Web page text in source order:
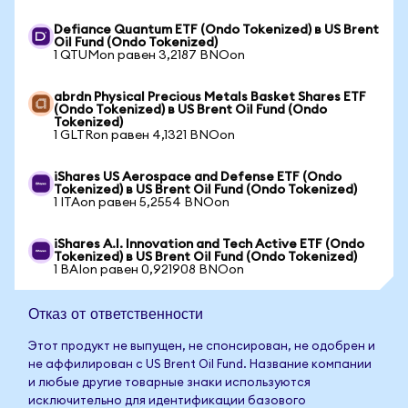
Defiance Quantum ETF (Ondo Tokenized) в US Brent
Oil Fund (Ondo Tokenized)
1 QTUMon равен 3,2187 BNOon
abrdn Physical Precious Metals Basket Shares ETF
(Ondo Tokenized) в US Brent Oil Fund (Ondo
Tokenized)
1 GLTRon равен 4,1321 BNOon
iShares US Aerospace and Defense ETF (Ondo
Tokenized) в US Brent Oil Fund (Ondo Tokenized)
1 ITAon равен 5,2554 BNOon
iShares A.I. Innovation and Tech Active ETF (Ondo
Tokenized) в US Brent Oil Fund (Ondo Tokenized)
1 BAIon равен 0,921908 BNOon
Отказ от ответственности
Этот продукт не выпущен, не спонсирован, не одобрен и
не аффилирован с US Brent Oil Fund. Название компании
и любые другие товарные знаки используются
исключительно для идентификации базового